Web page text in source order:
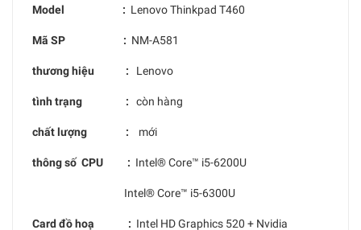
Model : Lenovo Thinkpad T460
Mã SP : NM-A581
thương hiệu : Lenovo
tình trạng : còn hàng
chất lượng : mới
thông số CPU : Intel® Core™ i5-6200U
Intel® Core™ i5-6300U
Card đồ hoạ : Intel HD Graphics 520 + Nvidia